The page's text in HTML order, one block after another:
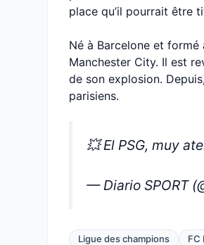
place qu’il pourrait être
Né à Barcelone et
Manchester City. Il est
de son explosion.
parisiens.
💥 El PSG, muy
— Diario SPORT
Ligue des champions FC